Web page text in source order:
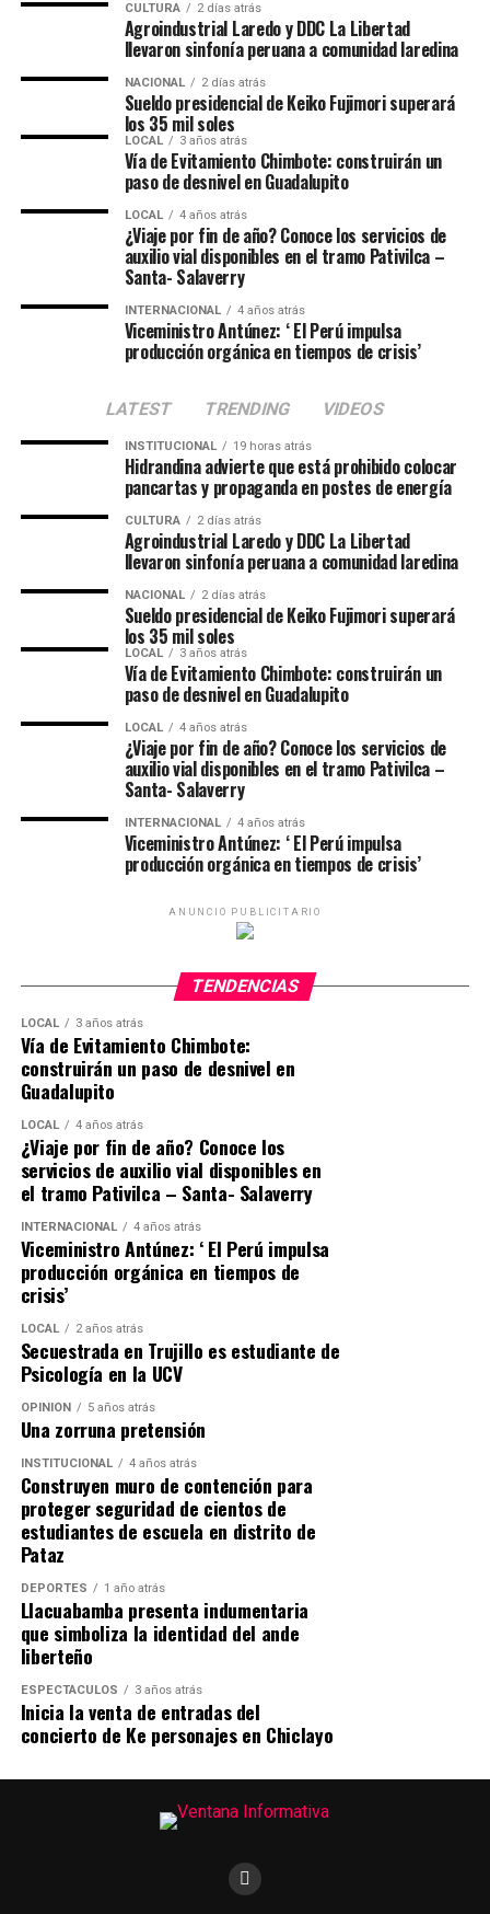
CULTURA 2 días atrás
Agroindustrial Laredo y DDC La Libertad
llevaron sinfonía peruana a comunidad laredina
NACIONAL 2 días atrás
Sueldo presidencial de Keiko Fujimori superará
los 35 mil soles
LOCAL 3 años atrás
Vía de Evitamiento Chimbote: construirán un
paso de desnivel en Guadalupito
LOCAL 4 años atrás
¿Viaje por fin de año? Conoce los servicios de
auxilio vial disponibles en el tramo Pativilca –
Santa- Salaverry
INTERNACIONAL 4 años atrás
Viceministro Antúnez: ‘ El Perú impulsa
producción orgánica en tiempos de crisis’
LATEST TRENDING VIDEOS
INSTITUCIONAL 19 horas atrás
Hidrandina advierte que está prohibido colocar
pancartas y propaganda en postes de energía
CULTURA 2 días atrás
Agroindustrial Laredo y DDC La Libertad
llevaron sinfonía peruana a comunidad laredina
NACIONAL 2 días atrás
Sueldo presidencial de Keiko Fujimori superará
los 35 mil soles
LOCAL 3 años atrás
Vía de Evitamiento Chimbote: construirán un
paso de desnivel en Guadalupito
LOCAL 4 años atrás
¿Viaje por fin de año? Conoce los servicios de
auxilio vial disponibles en el tramo Pativilca –
Santa- Salaverry
INTERNACIONAL 4 años atrás
Viceministro Antúnez: ‘ El Perú impulsa
producción orgánica en tiempos de crisis’
ANUNCIO PUBLICITARIO
TENDENCIAS
LOCAL 3 años atrás
Vía de Evitamiento Chimbote:
construirán un paso de desnivel en
Guadalupito
LOCAL 4 años atrás
¿Viaje por fin de año? Conoce los
servicios de auxilio vial disponibles en
el tramo Pativilca – Santa- Salaverry
INTERNACIONAL 4 años atrás
Viceministro Antúnez: ‘ El Perú impulsa
producción orgánica en tiempos de
crisis’
LOCAL 2 años atrás
Secuestrada en Trujillo es estudiante de
Psicología en la UCV
OPINIÓN 5 años atrás
Una zorruna pretensión
INSTITUCIONAL 4 años atrás
Construyen muro de contención para
proteger seguridad de cientos de
estudiantes de escuela en distrito de
Pataz
DEPORTES 1 año atrás
Llacuabamba presenta indumentaria
que simboliza la identidad del ande
liberteño
ESPECTÁCULOS 3 años atrás
Inicia la venta de entradas del
concierto de Ke personajes en Chiclayo